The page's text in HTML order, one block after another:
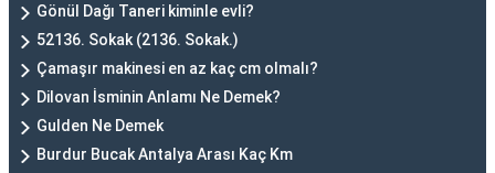
Gönül Dağı Taneri kiminle evli?
52136. Sokak (2136. Sokak.)
Çamaşır makinesi en az kaç cm olmalı?
Dilovan İsminin Anlamı Ne Demek?
Gulden Ne Demek
Burdur Bucak Antalya Arası Kaç Km